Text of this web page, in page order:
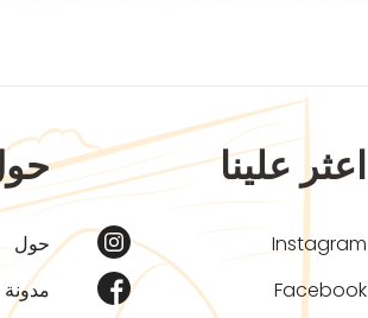
اعثر علينا
Instagram
Facebook
حول
مدونة